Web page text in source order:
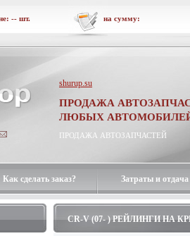
-- шт. на сумму:
shurup.su
ПРОДАЖА
ЛЮБЫХ
ПРОДАЖА АВТОЗАПЧАСТЕЙ
Как сделать заказ? Затраты и отдача
CR-V (07- ) РЕЙЛИНГИ НА